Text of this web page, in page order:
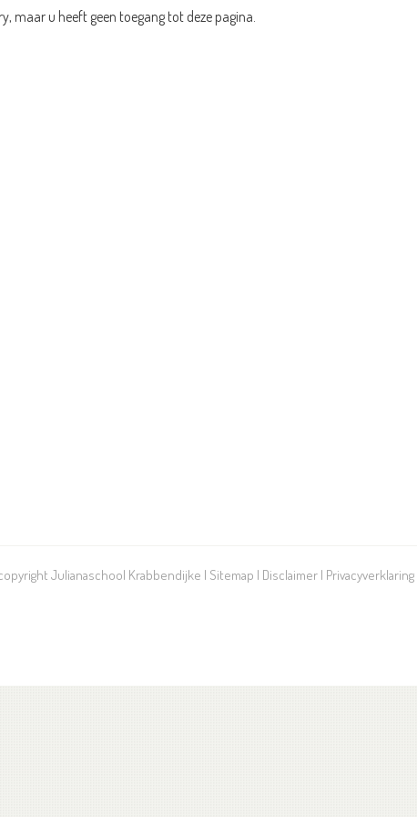
maar u heeft geen toegang tot deze pagina.
Julianaschool Krabbendijke | Sitemap | Disclaimer | Privacyverklaring